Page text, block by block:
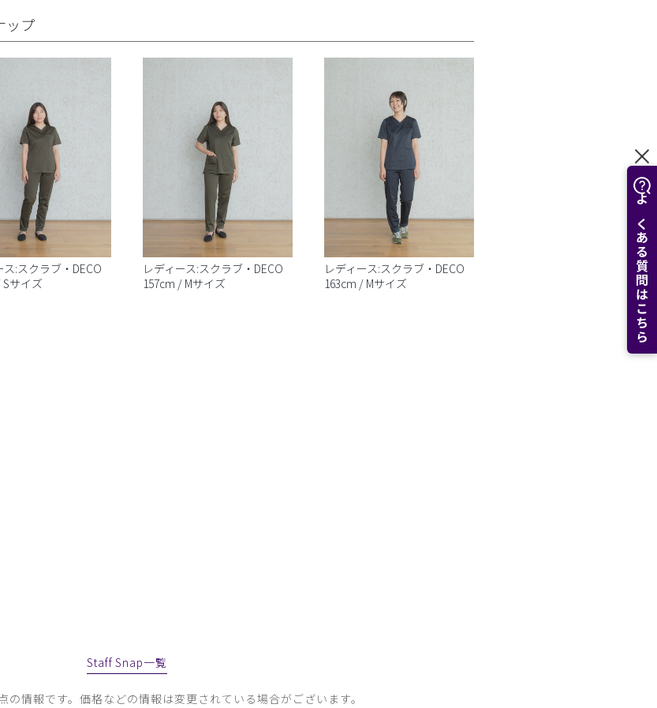
よくある質問はこちら
ップ
ス:スクラブ・DECO
サイズ
レディース:スクラブ・DECO
157cm / Mサイズ
レディース:スクラブ・DECO
163cm / Mサイズ
Staff Snap一覧
情報です。価格などの情報は変更されている場合がございます。